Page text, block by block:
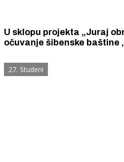
U sklopu projekta „Juraj
očuvanje šibenske baštine
Vrančića 10 i na Stubama
27. Studeni